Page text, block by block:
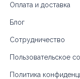
Оплата и доставка
Блог
Сотрудничество
Пользовательское
Политика